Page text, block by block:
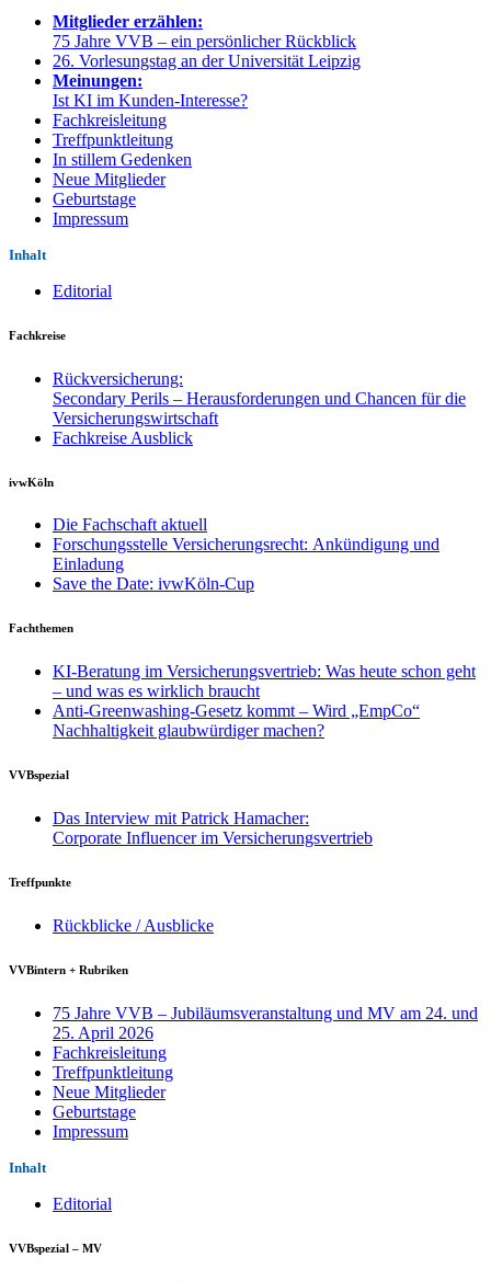
Mitglieder erzählen:
75 Jahre VVB – ein persönlicher Rückblick
26. Vorlesungstag an der Universität Leipzig
Meinungen:
Ist KI im Kunden-Interesse?
Fachkreisleitung
Treffpunktleitung
In stillem Gedenken
Neue Mitglieder
Geburtstage
Impressum
Inhalt
Editorial
Fachkreise
Rückversicherung:
Secondary Perils – Herausforderungen und Chancen für die
Versicherungswirtschaft
Fachkreise Ausblick
ivwKöln
Die Fachschaft aktuell
Forschungsstelle Versicherungsrecht: Ankündigung und
Einladung
Save the Date: ivwKöln-Cup
Fachthemen
KI-Beratung im Versicherungsvertrieb: Was heute schon geht
– und was es wirklich braucht
Anti-Greenwashing-Gesetz kommt – Wird „EmpCo“
Nachhaltigkeit glaubwürdiger machen?
VVBspezial
Das Interview mit Patrick Hamacher:
Corporate Influencer im Versicherungsvertrieb
Treffpunkte
Rückblicke / Ausblicke
VVBintern + Rubriken
75 Jahre VVB – Jubiläumsveranstaltung und MV am 24. und
25. April 2026
Fachkreisleitung
Treffpunktleitung
Neue Mitglieder
Geburtstage
Impressum
Inhalt
Editorial
VVBspezial – MV